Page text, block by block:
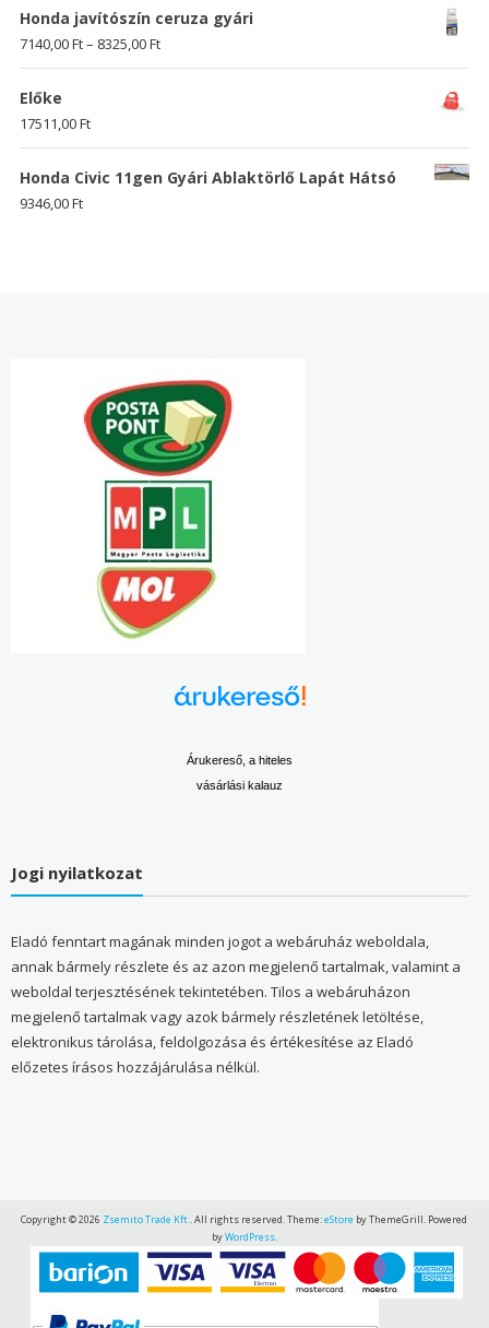
Honda javítószín ceruza gyári
7140,00Ft– 8325,00Ft
Előke
17511,00Ft
Honda Civic 11gen Gyári Ablaktörlő Lapát Hátsó
9346,00Ft
Árukereső, a hiteles
vásárlási kalauz
Jogi nyilatkozat
Eladó fenntart magának minden jogot a webáruház weboldala,
annak bármely részlete és az azon megjelenő tartalmak, valamint a
weboldal terjesztésének tekintetében. Tilos a webáruházon
megjelenő tartalmak vagy azok bármely részletének letöltése,
elektronikus tárolása, feldolgozása és értékesítése az Eladó
előzetes írásos hozzájárulása nélkül.
Copyright © 2026 Zsemito Trade Kft.. All rights reserved. Theme:eStore by ThemeGrill. Powered
byWordPress.